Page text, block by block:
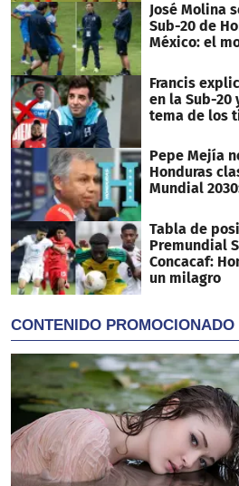
José Molina
Sub-20 de
México: el
Francis
en la Sub-20
tema de los
Pepe Mejía
Honduras
Mundial
Tabla de
Premundial
Concacaf:
un milagro